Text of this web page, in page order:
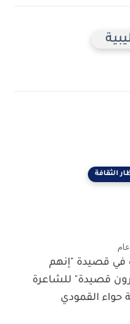
الثقافة
في قصيدة "إنهم
قصيدة" للشاعرة
حواء القمودي